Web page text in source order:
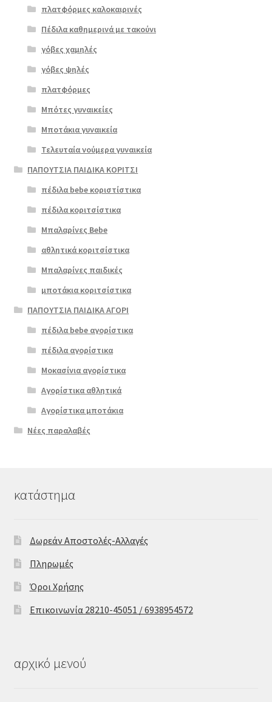
Επιλο
πλατφόρμες καλοκαιρινές
Πέδιλα καθημερινά με τακούνι
γόβες χαμηλές
γόβες ψηλές
πλατφόρμες
Μπότες γυναικείες
Μποτάκια γυναικεία
Τελευταία νούμερα γυναικεία
ΠΑΠΟΥΤΣΙΑ ΠΑΙΔΙΚΑ ΚΟΡΙΤΣΙ
πέδιλα bebe κοριστίστικα
πέδιλα κοριτσίστικα
Μπαλαρίνες Bebe
αθλητικά κοριτσίστικα
Μπαλαρίνες παιδικές
μποτάκια κοριτσίστικα
ΠΑΠΟΥΤΣΙΑ ΠΑΙΔΙΚΑ ΑΓΟΡΙ
πέδιλα bebe αγορίστικα
πέδιλα αγορίστικα
Μοκασίνια αγορίστικα
Αγορίστικα αθλητικά
Αγορίστικα μποτάκια
Νέες παραλαβές
κατάστημα
Δωρεάν Αποστολές-Αλλαγές
Πληρωμές
Όροι Χρήσης
Επικοινωνία 28210-45051 / 6938954572
αρχικό μενού